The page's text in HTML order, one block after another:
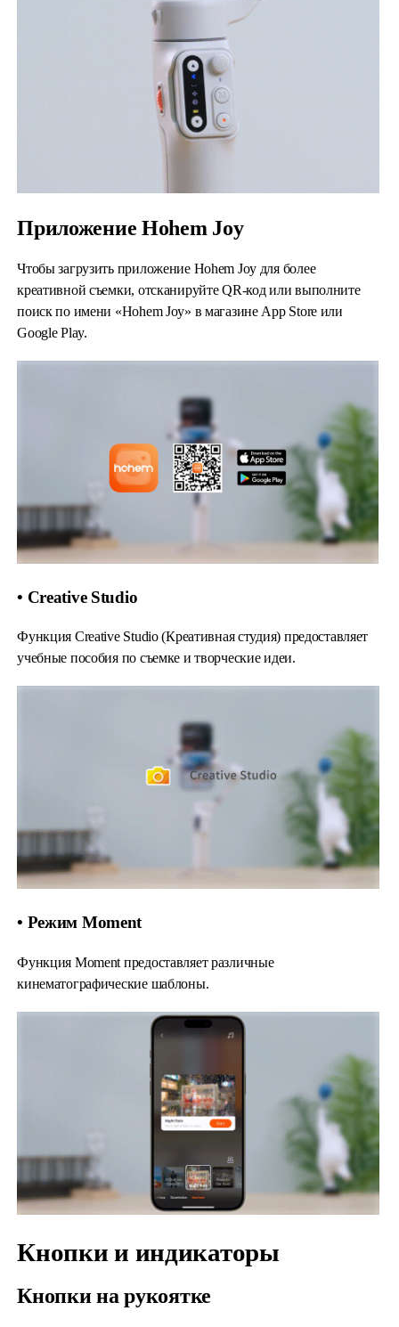
Приложение Hohem Joy
Чтобы загрузить приложение Hohem Joy для более
креативной съемки, отсканируйте QR-код или выполните
поиск по имени «Hohem Joy» в магазине App Store или
Google Play.
• Creative Studio
Функция Creative Studio (Креативная студия) предоставляет
учебные пособия по съемке и творческие идеи.
• Режим Moment
Функция Moment предоставляет различные
кинематографические шаблоны.
Кнопки и индикаторы
Кнопки на рукоятке